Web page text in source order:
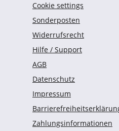
Cookie settings
Sonderposten
Widerrufsrecht
Hilfe / Support
AGB
Datenschutz
Impressum
Zahlungsinformationen